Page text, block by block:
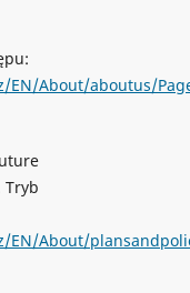
About/aboutus/
Tryb
About/